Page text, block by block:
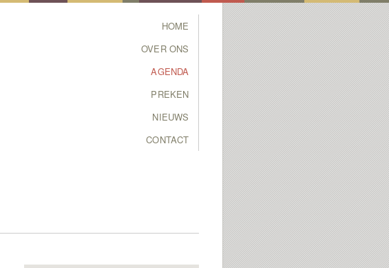
SKIP TO PRIMARY
CONTENT
SKIP TO SECONDARY
CONTENT
HOME
OVER ONS
AGENDA
PREKEN
NIEUWS
CONTACT